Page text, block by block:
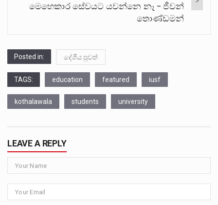
මෙහෙකාර සේවයට යවන්නෙ නෑ – ජීවන්
තොණ්ඩමන්
Posted in: දේශීය පුවත්
TAGS: education featured iusf
kothalawala students university
LEAVE A REPLY